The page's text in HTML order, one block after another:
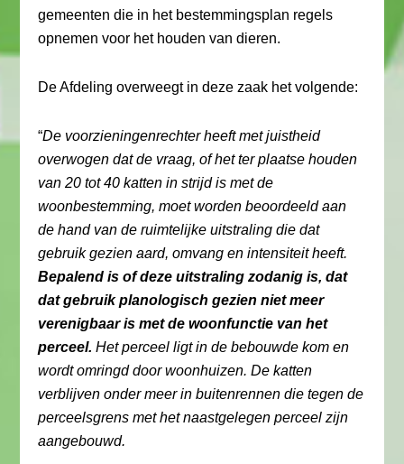
gemeenten die in het bestemmingsplan regels
opnemen voor het houden van dieren.
De Afdeling overweegt in deze zaak het volgende:
“De voorzieningenrechter heeft met juistheid
overwogen dat de vraag, of het ter plaatse houden
van 20 tot 40 katten in strijd is met de
woonbestemming, moet worden beoordeeld aan
de hand van de ruimtelijke uitstraling die dat
gebruik gezien aard, omvang en intensiteit heeft.
Bepalend is of deze uitstraling zodanig is, dat
dat gebruik planologisch gezien niet meer
verenigbaar is met de woonfunctie van het
perceel. Het perceel ligt in de bebouwde kom en
wordt omringd door woonhuizen. De katten
verblijven onder meer in buitenrennen die tegen de
perceelsgrens met het naastgelegen perceel zijn
aangebouwd.